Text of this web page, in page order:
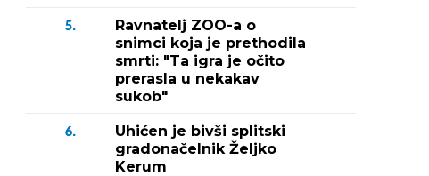
5.
Ravnatelj ZOO-a o
snimci koja je prethodila
smrti: "Ta igra je očito
prerasla u nekakav
sukob"
6.
Uhićen je bivši splitski
gradonačelnik Željko
Kerum